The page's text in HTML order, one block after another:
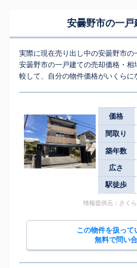
安曇野市の一
実際に現在売り出し中の安曇野市の
安曇野市の一戸建ての売却価格・
較して、自分の物件価格がいくらに
価格
間取り
築年数
広さ
駅徒歩
情報提供元：さく
この物件を扱って
無料で問い